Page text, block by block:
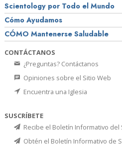
Scientology por Todo el Mundo
Cómo Ayudamos
CÓMO Mantenerse Saludable
CONTÁCTANOS
¿Preguntas? Contáctanos
Opiniones sobre el Sitio Web
Encuentra una Iglesia
SUSCRÍBETE
Recibe el Boletín Informativo
Obtén el Boletín Informativo de